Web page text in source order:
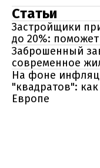
Статьи
Застройщики
до 20%:
Заброшенный
современное
На фоне
"квадратов":
Европе